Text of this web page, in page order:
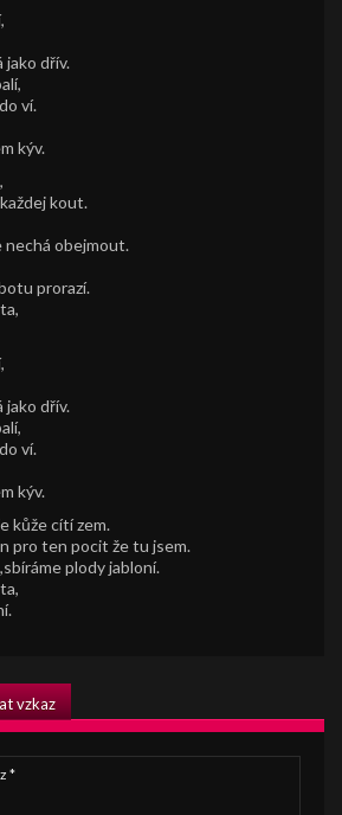
jako dřív.
ví.
kýv.
kout.
nechá obejmout.
prorazí.
jako dřív.
ví.
kýv.
kůže cítí zem.
pro ten pocit že tu jsem.
plody jabloní.
vzkaz